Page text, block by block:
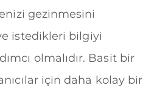
gezinmesini
istedikleri bilgiyi
olmalıdır. Basit bir
için daha kolay bir